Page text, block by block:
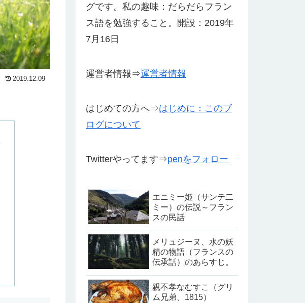
2019.12.09
グです。私の趣味：だらだらフラン
ス語を勉強すること。開設：2019年
7月16日
運営者情報⇒運営者情報
はじめての方へ⇒はじめに：このブ
ログについて
Twitterやってます⇒penをフォロー
エニミー姫（サンテ二
ミー）の伝説～フラン
スの民話
メリュジーヌ、水の妖
精の物語（フランスの
伝承話）のあらすじ。
親不孝なむすこ（グリ
ム兄弟、1815）